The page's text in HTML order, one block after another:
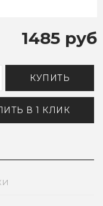
1485 руб
КУПИТЬ
В 1 КЛИК